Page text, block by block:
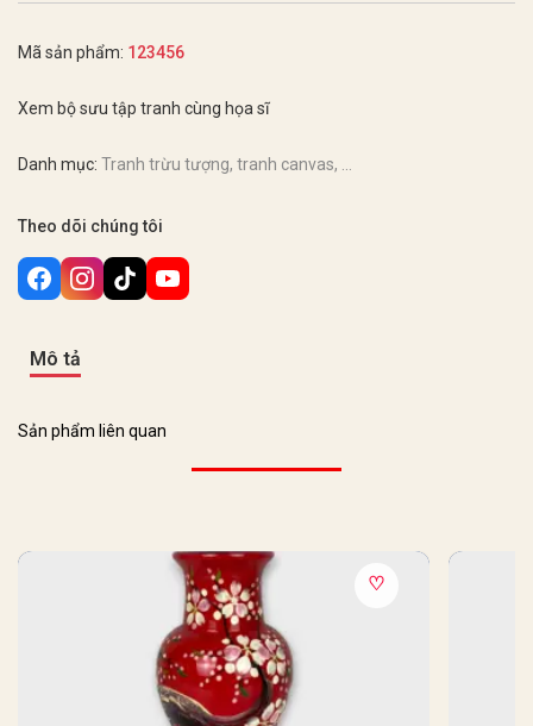
Mã sản phẩm: 123456
Xem bộ sưu tập tranh cùng họa sĩ
Danh mục: Tranh trừu tượng, tranh canvas, ...
Theo dõi chúng tôi
Mô tả
Sản phẩm liên quan
♡